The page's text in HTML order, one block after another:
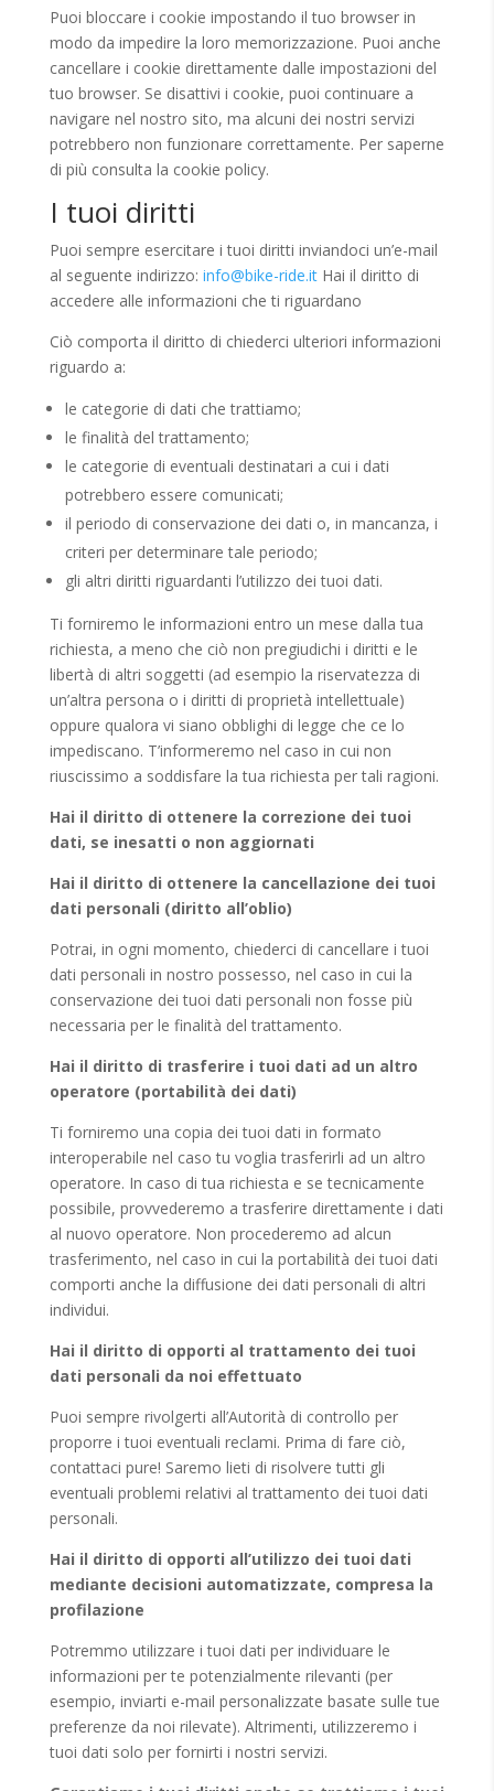
Puoi bloccare i cookie impostando il tuo browser in
modo da impedire la loro memorizzazione. Puoi anche
cancellare i cookie direttamente dalle impostazioni del
tuo browser. Se disattivi i cookie, puoi continuare a
navigare nel nostro sito, ma alcuni dei nostri servizi
potrebbero non funzionare correttamente. Per saperne
di più consulta la cookie policy.
I tuoi diritti
Puoi sempre esercitare i tuoi diritti inviandoci un’e-mail
al seguente indirizzo: info@bike-ride.itHai il diritto di
accedere alle informazioni che ti riguardano
Ciò comporta il diritto di chiederci ulteriori informazioni
riguardo a:
le categorie di dati che trattiamo;
le finalità del trattamento;
le categorie di eventuali destinatari a cui i dati
potrebbero essere comunicati;
il periodo di conservazione dei dati o, in mancanza, i
criteri per determinare tale periodo;
gli altri diritti riguardanti l’utilizzo dei tuoi dati.
Ti forniremo le informazioni entro un mese dalla tua
richiesta, a meno che ciò non pregiudichi i diritti e le
libertà di altri soggetti (ad esempio la riservatezza di
un’altra persona o i diritti di proprietà intellettuale)
oppure qualora vi siano obblighi di legge che ce lo
impediscano. T’informeremo nel caso in cui non
riuscissimo a soddisfare la tua richiesta per tali ragioni.
Hai il diritto di ottenere la correzione dei tuoi
dati, se inesatti o non aggiornati
Hai il diritto di ottenere la cancellazione dei tuoi
dati personali (diritto all’oblio)
Potrai, in ogni momento, chiederci di cancellare i tuoi
dati personali in nostro possesso, nel caso in cui la
conservazione dei tuoi dati personali non fosse più
necessaria per le finalità del trattamento.
Hai il diritto di trasferire i tuoi dati ad un altro
operatore (portabilità dei dati)
Ti forniremo una copia dei tuoi dati in formato
interoperabile nel caso tu voglia trasferirli ad un altro
operatore. In caso di tua richiesta e se tecnicamente
possibile, provvederemo a trasferire direttamente i dati
al nuovo operatore. Non procederemo ad alcun
trasferimento, nel caso in cui la portabilità dei tuoi dati
comporti anche la diffusione dei dati personali di altri
individui.
Hai il diritto di opporti al trattamento dei tuoi
dati personali da noi effettuato
Puoi sempre rivolgerti all’Autorità di controllo per
proporre i tuoi eventuali reclami. Prima di fare ciò,
contattaci pure! Saremo lieti di risolvere tutti gli
eventuali problemi relativi al trattamento dei tuoi dati
personali.
Hai il diritto di opporti all’utilizzo dei tuoi dati
mediante decisioni automatizzate, compresa la
profilazione
Potremmo utilizzare i tuoi dati per individuare le
informazioni per te potenzialmente rilevanti (per
esempio, inviarti e-mail personalizzate basate sulle tue
preferenze da noi rilevate). Altrimenti, utilizzeremo i
tuoi dati solo per fornirti i nostri servizi.